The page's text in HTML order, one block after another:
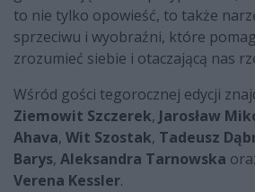
to nie tylko opowieść, to także
sprzeciwu i wyobraźni, które
zrozumieć siebie i otaczającą nas
Wśród gości tegorocznej edycji
Ziemowit Szczerek, Jarosław
Ahava, Wit Szostak, Tadeusz
Barys, Aleksandra Tarnowska
Verena Kessler.